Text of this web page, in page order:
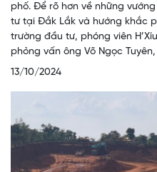
phố. Để rõ hơn về những
tư tại Đắk Lắk và hướng khắc
trường đầu tư, phóng viên
phỏng vấn ông Võ Ngọc
13/10/2024